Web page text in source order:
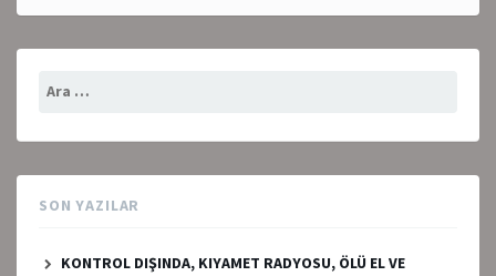
Arama:
SON YAZILAR
KONTROL DIŞINDA, KIYAMET RADYOSU, ÖLÜ EL VE